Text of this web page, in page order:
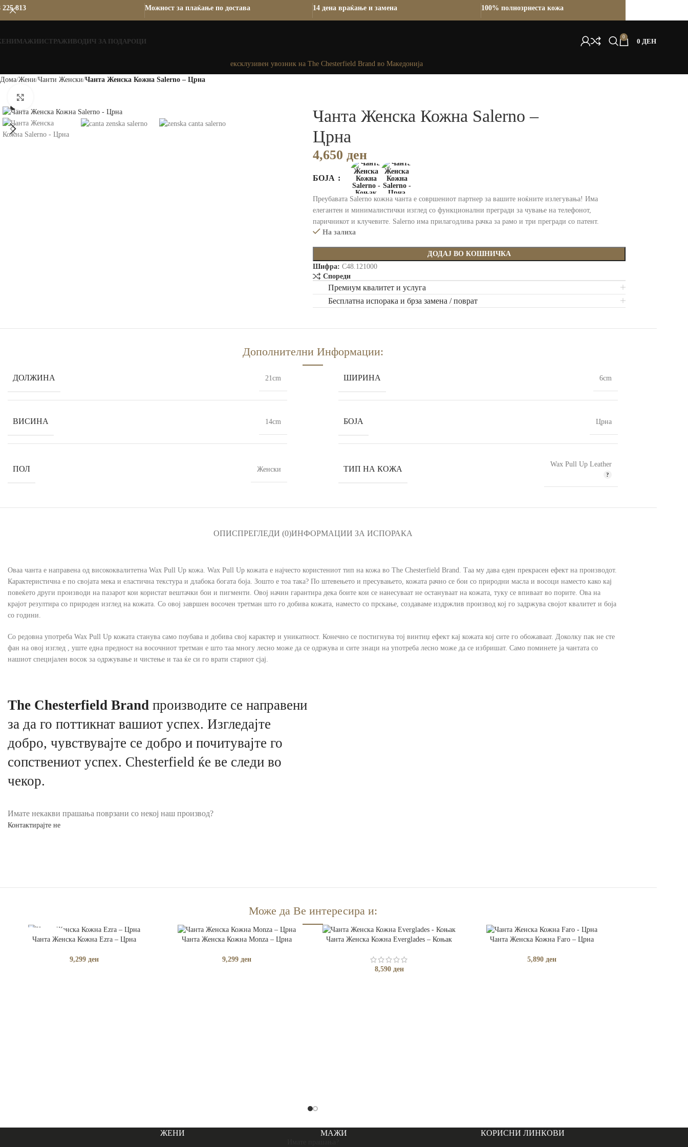
МАЖИИСТРАЖИВОДИЧ ЗА ПОДАРОЦИ
0
0 ДЕН
ексклузивен увозник на The Chesterfield Brand во Македонија
Дома Жени Чанти Женски Чанта Женска Кожна Salerno – Црна
Чанта Женска Кожна Salerno –
Црна
4,650 ден
БОЈА
Преубавата Salerno кожна чанта е совршениот партнер за вашите ноќните излегувања! Има
елегантен и минималистички изглед со функционални прегради за чување на телефонот,
паричникот и клучевите. Salerno има прилагодлива рачка за рамо и три прегради со патент.
На залиха
ДОДАЈ ВО КОШНИЧКА
Шифра: C48.121000
Спореди
Премиум квалитет и услуга
Бесплатна испорака и брза замена / поврат
Дополнителни Информации:
ДОЛЖИНА 21cm ШИРИНА 6cm
ВИСИНА 14cm БОЈА Црна
ПОЛ Женски ТИП НА КОЖА Wax Pull Up Leather
ОПИСПРЕГЛЕДИ (0)ИНФОРМАЦИИ ЗА ИСПОРАКА
Оваа чанта е направена од висококвалитетна Wax Pull Up кожа. Wax Pull Up кожата е најчесто користениот тип на кожа во The Chesterfield Brand. Таа му дава еден прекрасен ефект на производот.
Карактеристична е по својата мека и еластична текстура и длабока богата боја. Зошто е тоа така? По штевењето и пресувањето, кожата рачно се бои со природни масла и восоци наместо како кај
повеќето други производи на пазарот кои користат вештачки бои и пигменти. Овој начин гарантира дека боите кои се нанесуваат не остануваат на кожата, туку се впиваат во порите. Ова на
крајот резултира со природен изглед на кожата. Со овој завршен восочен третман што го добива кожата, наместо со прскање, создаваме издржлив производ кој го задржува својот квалитет и боја
со години.
Со редовна употреба Wax Pull Up кожата станува само поубава и добива свој карактер и уникатност. Конечно се постигнува тој винтиџ ефект кај кожата кој сите го обожаваат. Доколку пак не сте
фан на овој изглед , уште една предност на восочниот третман е што таа многу лесно може да се одржува и сите знаци на употреба лесно може да се избришат. Само поминете ја чантата со
нашиот специјален восок за одржување и чистење и таа ќе си го врати стариот сјај.
The Chesterfield Brand производите се направени
за да го поттикнат вашиот успех. Изгледајте
добро, чувствувајте се добро и почитувајте го
сопствениот успех. Chesterfield ќе ве следи во
чекор.
Имате некакви прашања поврзани со некој наш производ?
Контактирајте не
Може да Ве интересира и:
РАСПРОДАДЕНО
ПРОЧИТАЈ ПОВЕЌЕ
Чанта Женска Кожна Ezra – Црна
9,299 ден
ДОДАЈ ВО КОШНИЧКА
Чанта Женска Кожна Monza – Црна
9,299 ден
ДОДАЈ ВО КОШНИЧКА
Чанта Женска Кожна Everglades – Коњак
8,590 ден
ДОДАЈ ВО КОШНИЧКА
Чанта Женска Кожна Faro – Црна
5,890 ден
ЖЕНИ МАЖИ КОРИСНИ ЛИНКОВИ
225 813 Можност за плаќање по достава 14 дена враќање и замена 100% полнозрнеста кожа